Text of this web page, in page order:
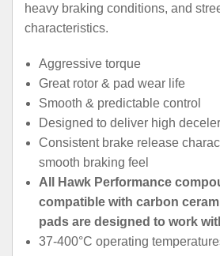
heavy braking conditions, and
characteristics.
Aggressive torque
Great rotor & pad wear life
Smooth & predictable control
Designed to deliver high
Consistent brake release
smooth braking feel
All Hawk Performance
compatible with carbon
pads are designed to work
37-400°C operating